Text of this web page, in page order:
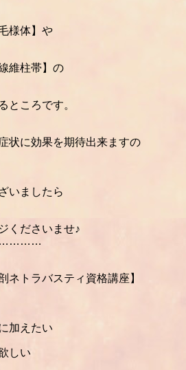
様体】や
維柱帯】の
ところです。
状に効果を期待出来ますの
いましたら
くださいませ♪
ネトラバスティ資格講座】
加えたい
しい